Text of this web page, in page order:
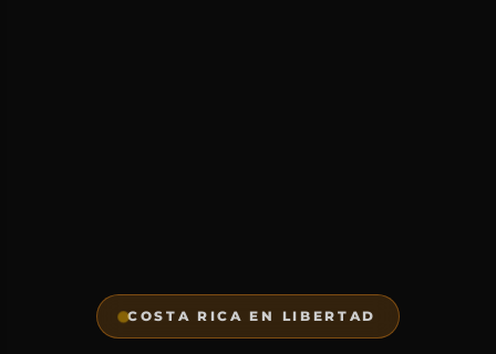
COSTA RICA EN LIBERTAD